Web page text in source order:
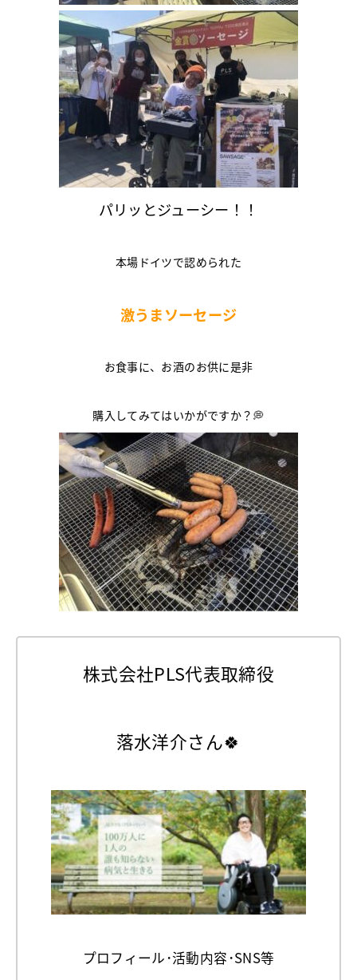
パリッとジューシー！！
本場ドイツで認められた
激うまソーセージ
お食事に、お酒のお供に是非
購入してみてはいかがですか？💭
株式会社PLS代表取締役
落水洋介さん🍀
プロフィール･活動内容･SNS等